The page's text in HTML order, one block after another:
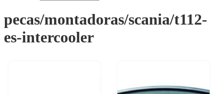
pecas/montadoras/scania/t112-
es-intercooler